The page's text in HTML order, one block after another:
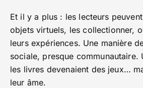
Et il y a plus : les lecteurs
objets virtuels, les collectionner,
leurs expériences. Une manière
sociale, presque communautaire.
les livres devenaient des jeux…
leur âme.